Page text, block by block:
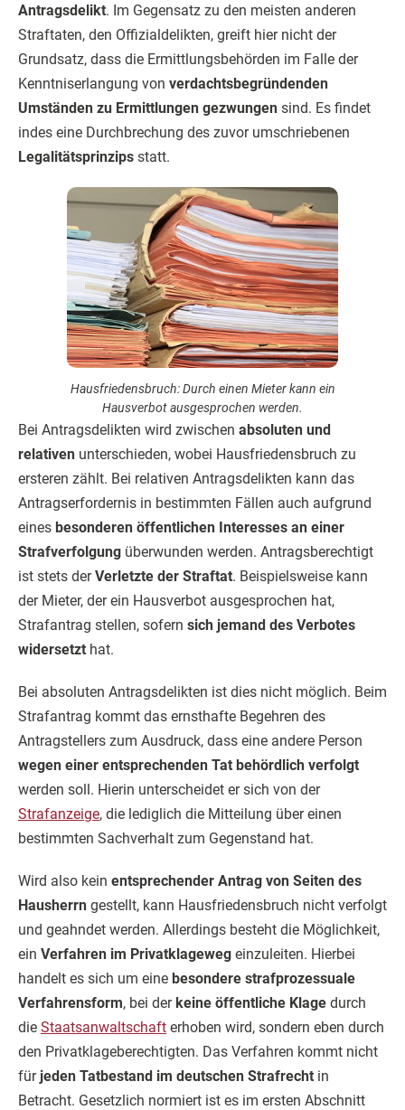
Antragsdelikt. Im Gegensatz zu den meisten anderen
Straftaten, den Offizialdelikten, greift hier nicht der
Grundsatz, dass die Ermittlungsbehörden im Falle der
Kenntniserlangung von verdachtsbegründenden
Umständen zu Ermittlungen gezwungen sind. Es findet
indes eine Durchbrechung des zuvor umschriebenen
Legalitätsprinzips statt.
Hausfriedensbruch: Durch einen Mieter kann ein
Hausverbot ausgesprochen werden.
Bei Antragsdelikten wird zwischen absoluten und
relativen unterschieden, wobei Hausfriedens­bruch zu
ersteren zählt. Bei relativen Antragsdelikten kann das
Antrags­erfordernis in bestimmten Fällen auch aufgrund
eines besonderen öffentlichen Interesses an einer
Strafverfolgung überwunden werden. Antragsberechtigt
ist stets derVerletzte der Straftat. Beispielsweise kann
der Mieter, der ein Hausverbot ausgesprochen hat,
Strafantrag stellen, sofern sich jemand des Verbotes
widersetzt hat.
Bei absoluten Antragsdelikten ist dies nicht möglich. Beim
Strafantrag kommt das ernst­hafte Begehren des
Antragstellers zum Ausdruck, dass eine andere Person
wegen einer entsprechenden Tat behördlich verfolgt
werden soll. Hierin unterscheidet er sich von der
Strafanzeige, die lediglich die Mitteilung über einen
bestimmten Sachverhalt zum Gegenstand hat.
Wird also kein entsprechender Antrag von Seiten des
Hausherrn gestellt, kann Hausfriedensbruch nicht verfolgt
und geahndet werden. Allerdings besteht die Möglichkeit,
ein Verfahren im Privatklageweg einzuleiten. Hierbei
handelt es sich um eine besondere strafprozessuale
Verfahrensform, bei derkeine öffentliche Klage durch
die Staatsanwaltschaft erhoben wird, sondern eben durch
den Privatklageberechtigten. Das Verfahren kommt nicht
für jeden Tatbestand im deutschen Strafrecht in
Betracht. Gesetzlich normiert ist es im ersten Abschnitt